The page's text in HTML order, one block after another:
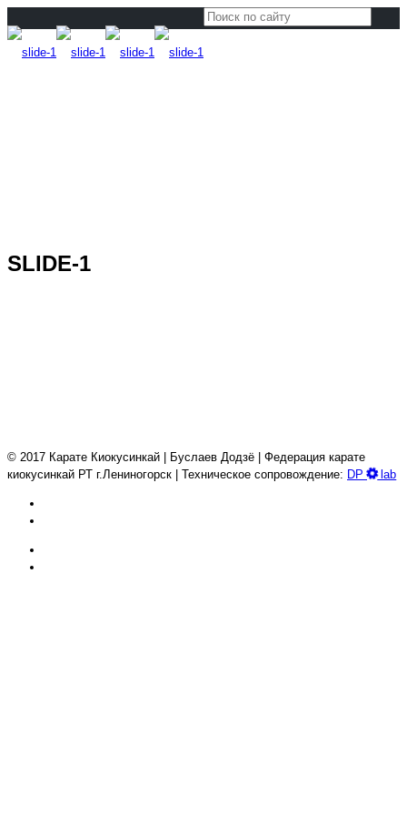
SLIDE-1
© 2017 Карате Киокуcинкай | Буслаев Додзё | Федерация карате
киокусинкай РТ г.Лениногорск | Техническое сопровождение: DP lab